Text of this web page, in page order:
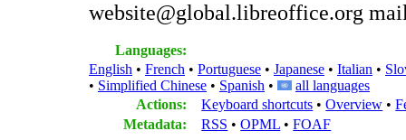
website@global.libreoffice.org
Languages:
English
French Portuguese Japanese Italian
Simplified Chinese
Spanish
all languages
Actions:
Keyboard shortcuts Overview
Metadata:
RSS OPML FOAF